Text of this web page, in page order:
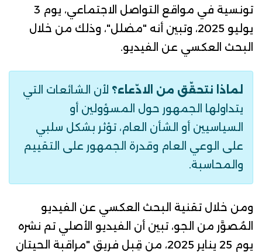
تونسية في مواقع التواصل الاجتماعي، يوم 3
يوليو 2025، وتبين أنه "مضلل"، وذلك من خلال
البحث العكسي عن الفيديو.
لماذا نتحقّق من الادّعاء؟ لأن الشائعات التي
يتداولها الجمهور حول المسؤولين أو
السياسيين أو الشأن العام، تؤثر بشكل سلبي
على الوعي العام وقدرة الجمهور على التقييم
والمحاسبة.
ومن خلال تقنية البحث العكسي عن الفيديو
المُصوَّر من الجو، تبين أن الفيديو الأصلي تم نشره
يوم 25 يناير 2025، من قِبل ف
ريق "مراقبة الحيتان